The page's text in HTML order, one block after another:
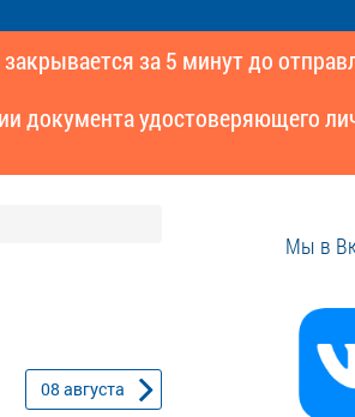
за 5 минут до
документа удостоверяющего
08 августа
Мы в